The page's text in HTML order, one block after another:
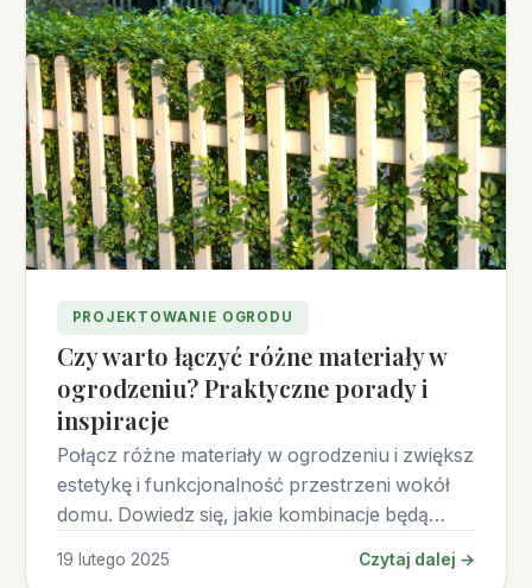
PROJEKTOWANIE OGRODU
Czy warto łączyć różne materiały w
ogrodzeniu? Praktyczne porady i
inspiracje
Połącz różne materiały w ogrodzeniu i zwiększ
estetykę i funkcjonalność przestrzeni wokół
domu. Dowiedz się, jakie kombinacje będą
19 lutego 2025 Czytaj dalej →